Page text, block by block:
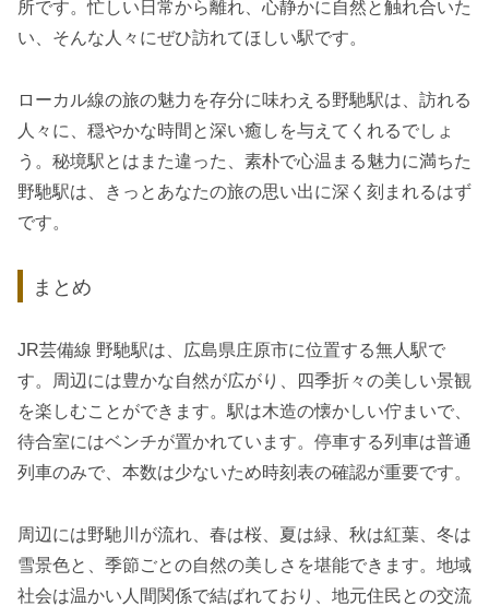
所です。忙しい日常から離れ、心静かに自然と触れ合いた
い、そんな人々にぜひ訪れてほしい駅です。
ローカル線の旅の魅力を存分に味わえる野馳駅は、訪れる
人々に、穏やかな時間と深い癒しを与えてくれるでしょ
う。秘境駅とはまた違った、素朴で心温まる魅力に満ちた
野馳駅は、きっとあなたの旅の思い出に深く刻まれるはず
です。
まとめ
JR芸備線 野馳駅は、広島県庄原市に位置する無人駅で
す。周辺には豊かな自然が広がり、四季折々の美しい景観
を楽しむことができます。駅は木造の懐かしい佇まいで、
待合室にはベンチが置かれています。停車する列車は普通
列車のみで、本数は少ないため時刻表の確認が重要です。
周辺には野馳川が流れ、春は桜、夏は緑、秋は紅葉、冬は
雪景色と、季節ごとの自然の美しさを堪能できます。地域
社会は温かい人間関係で結ばれており、地元住民との交流